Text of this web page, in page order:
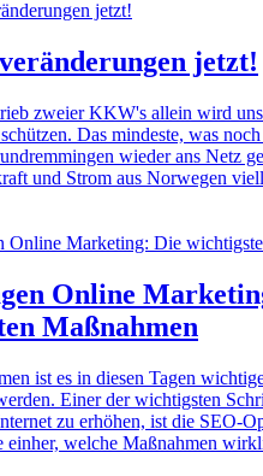
jetzt!
zweier KKW's allein wird
Das mindeste, was noch
wieder ans Netz
und Strom aus Norwegen
Online
Maßnahmen
ist es in diesen Tagen
Einer der wichtigsten
zu erhöhen, ist die SEO-
einher, welche Maßnahmen